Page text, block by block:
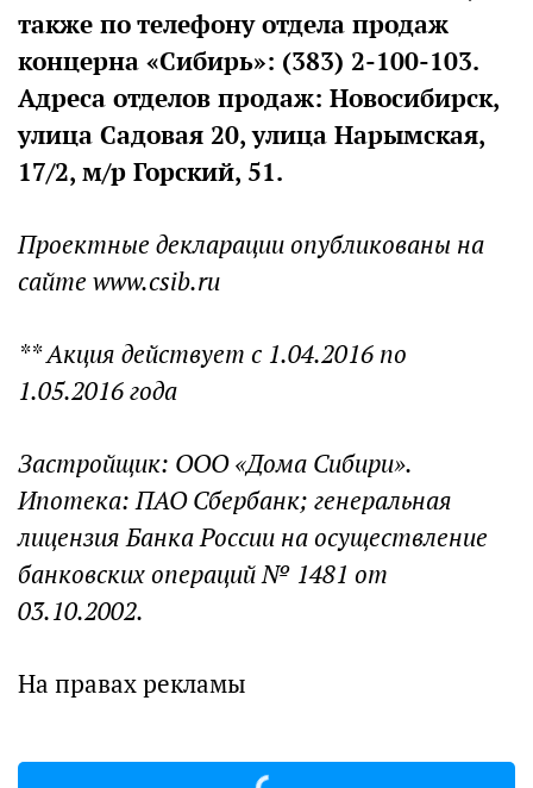
также по телефону отдела продаж
концерна «Сибирь»: (383) 2-100-103.
Адреса отделов продаж: Новосибирск,
улица Садовая 20, улица Нарымская,
17/2, м/р Горский, 51.
Проектные декларации опубликованы на
сайте www.csib.ru
** Акция действует с 1.04.2016 по
1.05.2016 года
Застройщик: ООО «Дома Сибири».
Ипотека: ПАО Сбербанк; генеральная
лицензия Банка России на осуществление
банковских операций № 1481 от
03.10.2002.
На правах рекламы